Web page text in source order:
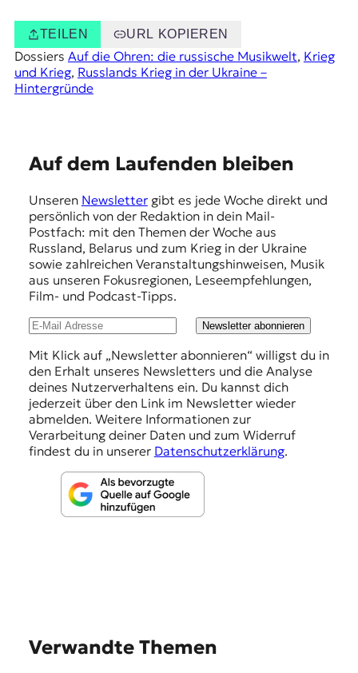
TEILEN URL KOPIEREN
Dossiers Auf die Ohren: die russische Musikwelt, Krieg
und Krieg, Russlands Krieg in der Ukraine –
Hintergründe
Auf dem Laufenden bleiben
Unseren Newslettergibt es jede Woche direkt und
persönlich von der Redaktion in dein Mail-
Postfach: mit den Themen der Woche aus
Russland, Belarus und zum Krieg in der Ukraine
sowie zahlreichen Veranstaltungshinweisen, Musik
aus unseren Fokusregionen, Leseempfehlungen,
Film- und Podcast-Tipps.
Newsletter abonnieren
Mit Klick auf „Newsletter abonnieren“ willigst du in
den Erhalt unseres Newsletters und die Analyse
deines Nutzerverhaltens ein. Du kannst dich
jederzeit über den Link im Newsletter wieder
abmelden. Weitere Informationen zur
Verarbeitung deiner Daten und zum Widerruf
findest du in unserer Datenschutzerklärung.
Verwandte Themen